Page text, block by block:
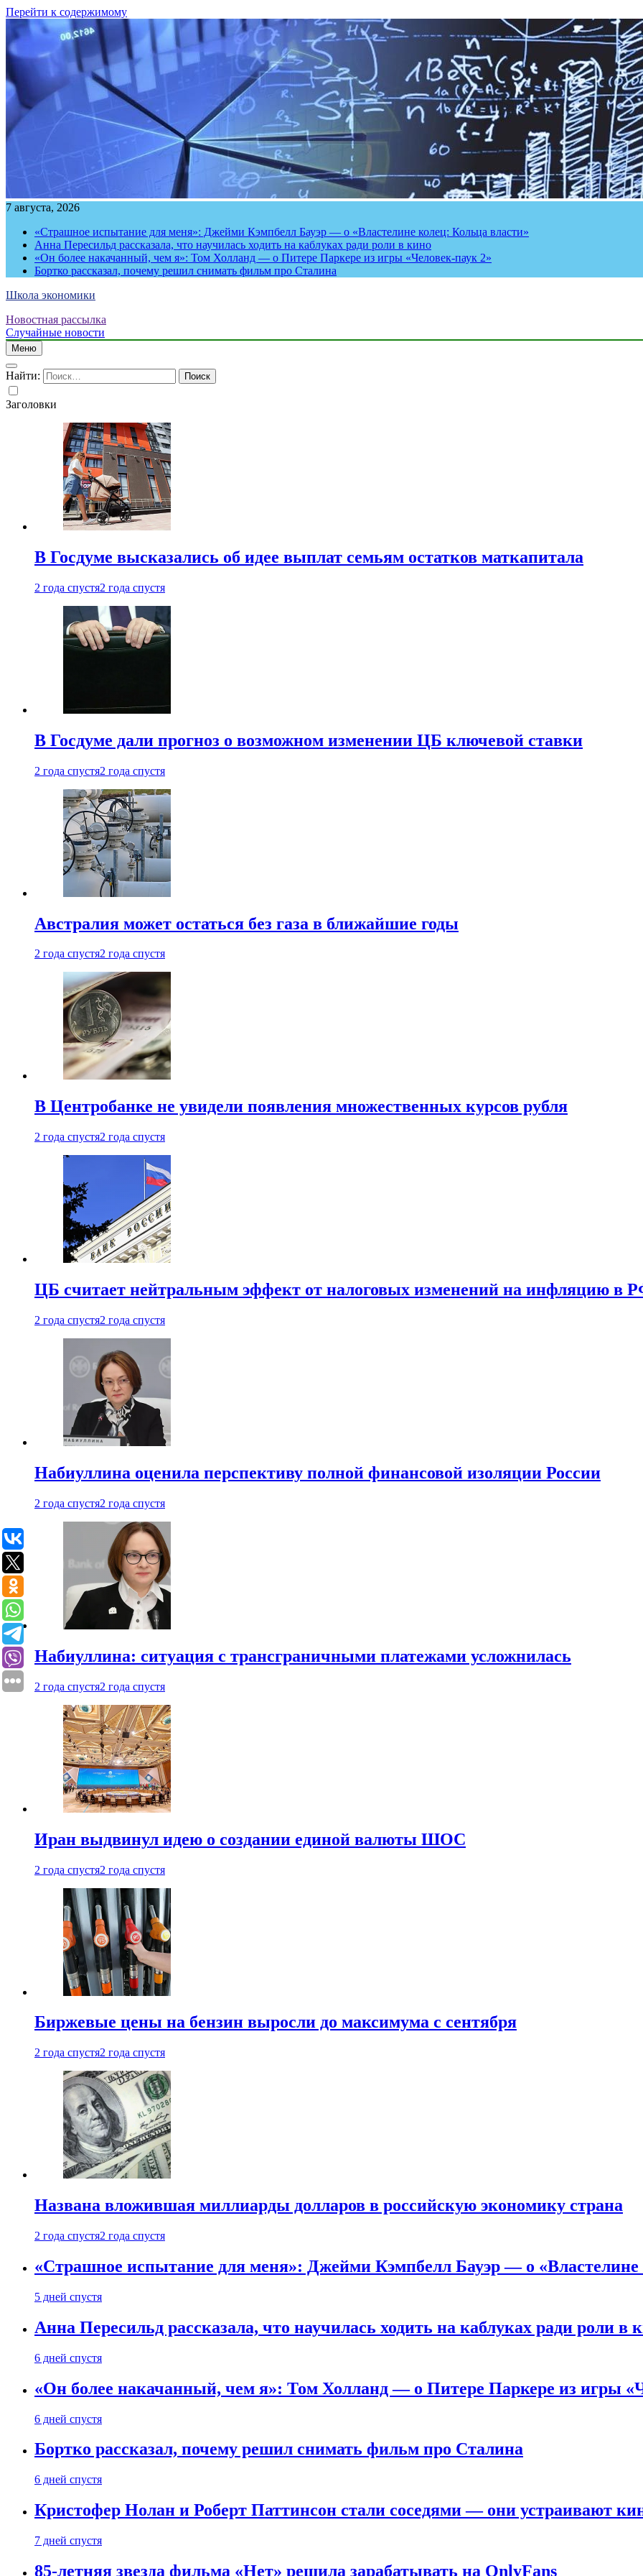
Перейти к содержимому
7 августа, 2026
«Страшное испытание для меня»: Джейми Кэмпбелл Бауэр — о «Властелине колец: Кольца власти»
Анна Пересильд рассказала, что научилась ходить на каблуках ради роли в кино
«Он более накачанный, чем я»: Том Холланд — о Питере Паркере из игры «Человек-паук 2»
Бортко рассказал, почему решил снимать фильм про Сталина
Школа экономики
Новостная рассылка
Случайные новости
Меню
Найти:
Заголовки
В Госдуме высказались об идее выплат семьям остатков маткапитала
2 года спустя2 года спустя
В Госдуме дали прогноз о возможном изменении ЦБ ключевой ставки
2 года спустя2 года спустя
Австралия может остаться без газа в ближайшие годы
2 года спустя2 года спустя
В Центробанке не увидели появления множественных курсов рубля
2 года спустя2 года спустя
ЦБ считает нейтральным эффект от налоговых изменений на инфляцию в
2 года спустя2 года спустя
Набиуллина оценила перспективу полной финансовой изоляции России
2 года спустя2 года спустя
Набиуллина: ситуация с трансграничными платежами усложнилась
2 года спустя2 года спустя
Иран выдвинул идею о создании единой валюты ШОС
2 года спустя2 года спустя
Биржевые цены на бензин выросли до максимума с сентября
2 года спустя2 года спустя
Названа вложившая миллиарды долларов в российскую экономику страна
2 года спустя2 года спустя
«Страшное испытание для меня»: Джейми Кэмпбелл Бауэр — о «Властелине
5 дней спустя
Анна Пересильд рассказала, что научилась ходить на каблуках ради роли в
6 дней спустя
«Он более накачанный, чем я»: Том Холланд — о Питере Паркере из игры
6 дней спустя
Бортко рассказал, почему решил снимать фильм про Сталина
6 дней спустя
Кристофер Нолан и Роберт Паттинсон стали соседями — они устраивают
7 дней спустя
85-летняя звезда фильма «Нет» решила зарабатывать на OnlyFans